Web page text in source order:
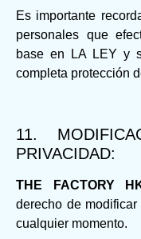
Es importante
personales que
base en LA LEY y
completa protección
11.
PRIVACIDAD:
THE FACTORY
derecho de
cualquier momento.